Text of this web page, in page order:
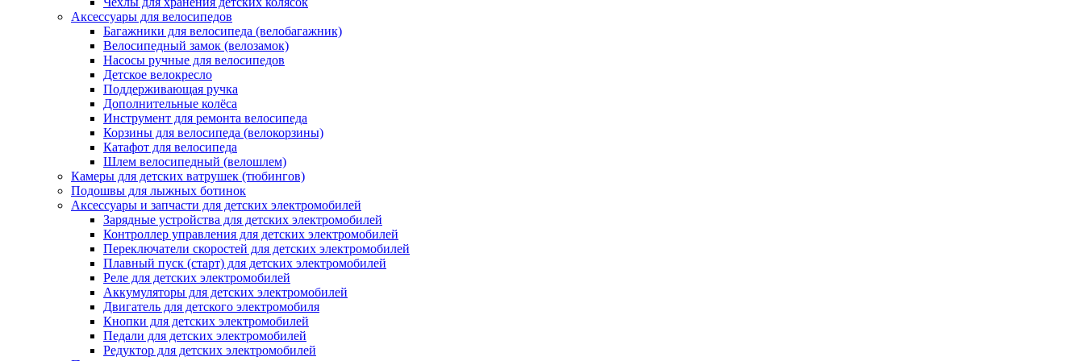
Аксессуары для велосипедов
Багажники для велосипеда (велобагажник)
Велосипедный замок (велозамок)
Насосы ручные для велосипедов
Детское велокресло
Поддерживающая ручка
Дополнительные колёса
Инструмент для ремонта велосипеда
Корзины для велосипеда (велокорзины)
Катафот для велосипеда
Шлем велосипедный (велошлем)
Камеры для детских ватрушек (тюбингов)
Подошвы для лыжных ботинок
Аксессуары и запчасти для детских электромобилей
Зарядные устройства для детских электромобилей
Контроллер управления для детских электромобилей
Переключатели скоростей для детских электромобилей
Плавный пуск (старт) для детских электромобилей
Реле для детских электромобилей
Аккумуляторы для детских электромобилей
Двигатель для детского электромобиля
Кнопки для детских электромобилей
Педали для детских электромобилей
Редуктор для детских электромобилей